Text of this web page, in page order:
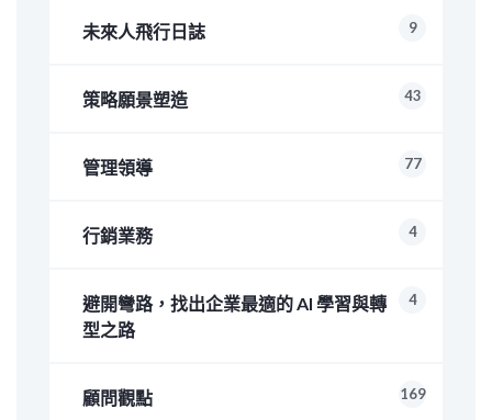
未來人飛行日誌 9
策略願景塑造 43
管理領導 77
行銷業務 4
避開彎路，找出企業最適的 AI 學習與轉
型之路
4
顧問觀點 169